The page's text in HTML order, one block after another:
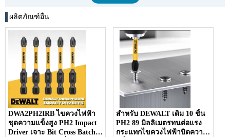
ผลิตภัณฑ์อื่น
DWA2PH2IRB ไขควงไฟฟ้า
ชุดความแข็งสูง PH2 Impact
Driver เจาะ Bit Cross Batch
สำหรับ DEWALT เดิม 10 ชิ้น
PH2 89 มิลลิเมตรทนต่อแรง
กระแทกไขควงไฟฟ้าบิตความ